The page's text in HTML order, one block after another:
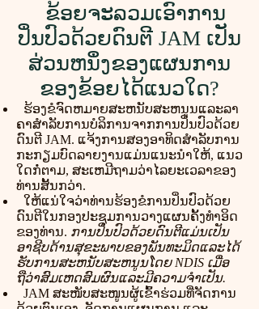
ຂ້ອຍຈະລວມເອົາການ
ປິ່ນປົວດ້ວຍດົນຕີ JAM ເປັນ
ສ່ວນຫນຶ່ງຂອງແຜນການ
ຂອງຂ້ອຍໄດ້ແນວໃດ?
ຮ້ອງຂໍຈົດຫມາຍສະຫນັບສະຫນູນແລະລາ
ຄາສໍາລັບການບໍລິການຈາກການປິ່ນປົວດ້ວຍ
ດົນຕີ JAM. ແຈ້ງການສອງອາທິດສໍາລັບການ
ກະກຽມບົດລາຍງານແມ່ນແນະນໍາໃຫ້, ແນວ
ໃດກໍ່ຕາມ, ສະເຫມີຖາມວ່າໄລຍະເວລາຂອງ
ທ່ານສັ້ນກວ່າ.
ໃຫ້ແນ່ໃຈວ່າທ່ານຮ້ອງຂໍການປິ່ນປົວດ້ວຍ
ດົນຕີໃນກອງປະຊຸມການວາງແຜນຄັ້ງທໍາອິດ
ຂອງທ່ານ. ການປິ່ນປົວດ້ວຍດົນຕີແມ່ນເປັນ
ອາຊີບດ້ານສຸຂະພາບຂອງພັນທະມິດແລະໄດ້
ຮັບການສະຫນັບສະຫນູນໂດຍ NDIS ເມື່ອ
ຖືວ່າສົມເຫດສົມຜົນແລະມີຄວາມຈໍາເປັນ.
JAM ສະໜັບສະໜູນຜູ້ເຂົ້າຮ່ວມທີ່ຈັດການ